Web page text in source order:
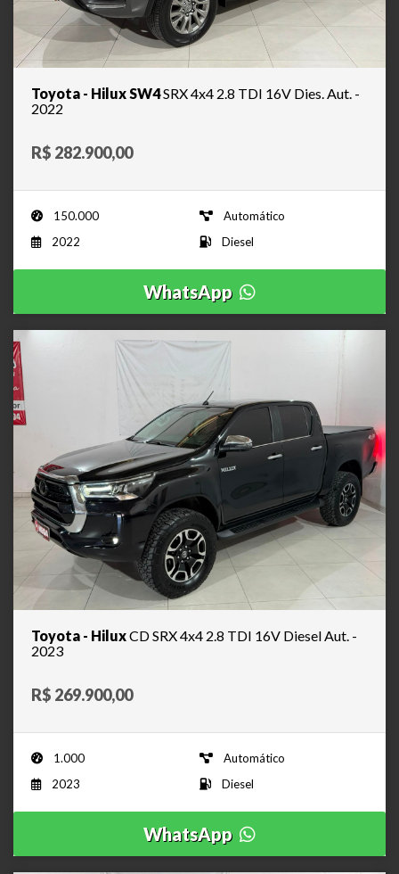
Toyota - Hilux SW4SRX 4x4 2.8 TDI 16V Dies. Aut. -
2022
R$ 282.900,00
150.000
Automático
2022
Diesel
WhatsApp
Toyota - HiluxCD SRX 4x4 2.8 TDI 16V Diesel Aut. -
2023
R$ 269.900,00
1.000
Automático
2023
Diesel
WhatsApp